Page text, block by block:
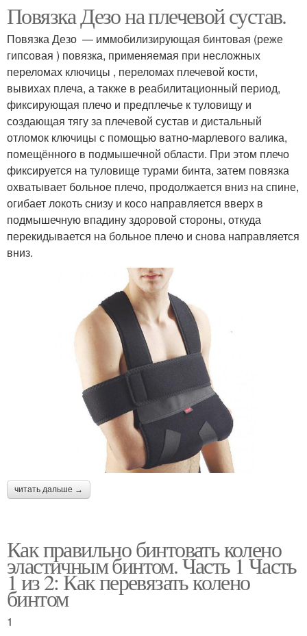
Повязка Дезо на плечевой сустав.
Повязка Дезо — иммобилизирующая бинтовая (реже
гипсовая ) повязка, применяемая при несложных
переломах ключицы , переломах плечевой кости,
вывихах плеча, а также в реабилитационный период,
фиксирующая плечо и предплечье к туловищу и
создающая тягу за плечевой сустав и дистальный
отломок ключицы с помощью ватно-марлевого валика,
помещённого в подмышечной области. При этом плечо
фиксируется на туловище турами бинта, затем повязка
охватывает больное плечо, продолжается вниз на спине,
огибает локоть снизу и косо направляется вверх в
подмышечную впадину здоровой стороны, откуда
перекидывается на больное плечо и снова направляется
вниз.
читать дальше →
Как правильно бинтовать колено
эластичным бинтом. Часть 1 Часть
1 из 2: Как перевязать колено
бинтом
1